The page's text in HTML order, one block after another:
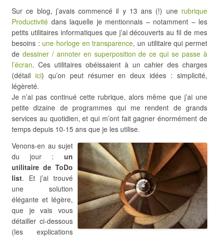
Sur ce blog, j’avais commencé il y 13 ans (!) une rubrique
Productivité dans laquelle je mentionnais – notamment – les
petits utilitaires informatiques que j’ai découverts au fil de mes
besoins : une horloge en transparence, un utilitaire qui permet
de dessiner / annoter en superposition de ce qui se passe à
l’écran. Ces utilitaires obéissaient à un cahier des charges
(détail ici) qu’on peut résumer en deux idées : simplicité,
légèreté.
Je n’ai pas continué cette rubrique, alors même que j’ai une
petite dizaine de programmes qui me rendent de grands
services au quotidien, et qui m’ont fait gagner énormément de
temps depuis 10-15 ans que je les utilise.
Venons-en au sujet
du jour : un
utilitaire de ToDo
list. Et j’ai trouvé
une solution
élégante et légère,
que je vais vous
détailler ci-dessous
(les explications